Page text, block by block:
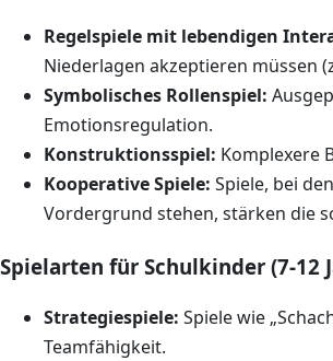
Regelspiele mit lebendigen
Niederlagen akzeptieren müssen
Symbolisches Rollenspiel:
Emotionsregulation.
Konstruktionsspiel: Komplexere
Kooperative Spiele: Spiele, bei
Vordergrund stehen, stärken die
Spielarten für Schulkinder (7-12
Strategiespiele: Spiele wie
Teamfähigkeit.